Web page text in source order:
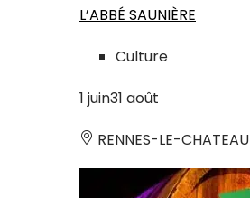
L’ABBÉ SAUNIÈRE
Culture
1 juin31 août
RENNES-LE-CHATEAU